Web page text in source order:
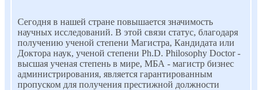
Сегодня в нашей стране повышается значимость
научных исследований. В этой связи статус, благодаря
получению ученой степени Магистра, Кандидата или
Доктора наук, ученой степени Ph.D. Philosophy Doctor -
высшая ученая степень в мире, МБА - магистр бизнес
администрирования, является гарантированным
пропуском для получения престижной должности